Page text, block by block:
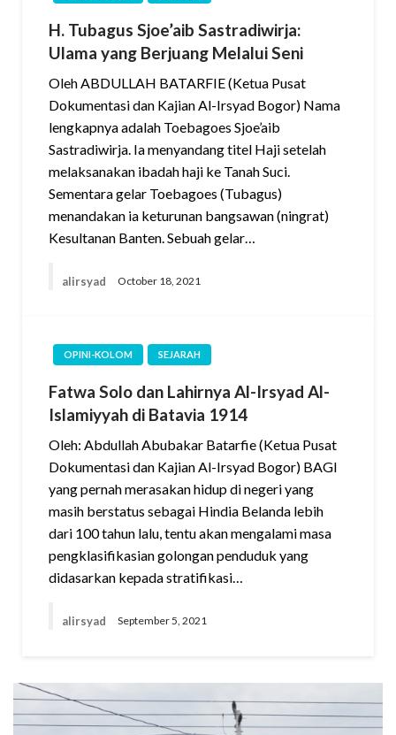
H. Tubagus Sjoe’aib Sastradiwirja:
Ulama yang Berjuang Melalui Seni
Oleh ABDULLAH BATARFIE (Ketua Pusat
Dokumentasi dan Kajian Al-Irsyad Bogor) Nama
lengkapnya adalah Toebagoes Sjoe’aib
Sastradiwirja. Ia menyandang titel Haji setelah
melaksanakan ibadah haji ke Tanah Suci.
Sementara gelar Toebagoes (Tubagus)
menandakan ia keturunan bangsawan (ningrat)
Kesultanan Banten. Sebuah gelar…
alirsyad October 18, 2021
OPINI-KOLOM SEJARAH
Fatwa Solo dan Lahirnya Al-Irsyad Al-
Islamiyyah di Batavia 1914
Oleh: Abdullah Abubakar Batarfie (Ketua Pusat
Dokumentasi dan Kajian Al-Irsyad Bogor) BAGI
yang pernah merasakan hidup di negeri yang
masih berstatus sebagai Hindia Belanda lebih
dari 100 tahun lalu, tentu akan mengalami masa
pengklasifikasian golongan penduduk yang
didasarkan kepada stratifikasi…
alirsyad September 5, 2021